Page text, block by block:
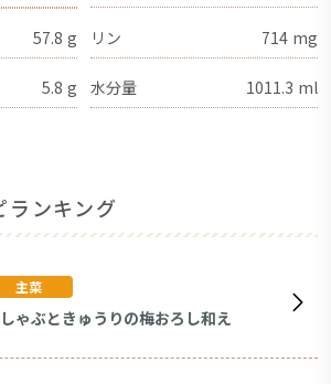
57.8 g リン 714 mg
5.8 g 水分量 1011.3 ml
ランキング
主菜
ゃぶときゅうりの梅おろし和え